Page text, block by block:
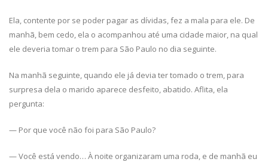
Ela, contente por se poder pagar as dívidas, fez a mala para ele. De
manhã, bem cedo, ela o acompanhou até uma cidade maior, na qual
ele deveria tomar o trem para São Paulo no dia seguinte.
Na manhã seguinte, quando ele já devia ter tomado o trem, para
surpresa dela o marido aparece desfeito, abatido. Aflita, ela
pergunta:
— Por que você não foi para São Paulo?
— Você está vendo… À noite organizaram uma roda, e de manhã eu